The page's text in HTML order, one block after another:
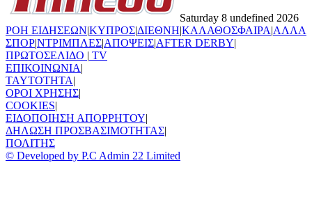
Saturday 8 undefined 2026
ΡΟΗ ΕΙΔΗΣΕΩΝ|ΚΥΠΡΟΣ|ΔΙΕΘΝΗ|ΚΑΛΑΘΟΣΦΑΙΡΑ|ΑΛΛΑ
ΣΠΟΡ|ΝΤΡΙΜΠΛΕΣ|ΑΠΟΨΕΙΣ|AFTER DERBY|
ΠΡΩΤΟΣΕΛΙΔΟ | TV
ΕΠΙΚΟΙΝΩΝΙΑ|
TAYTOTHTA|
ΟΡΟΙ ΧΡΗΣΗΣ|
COOKIES|
ΕΙΔΟΠΟΙΗΣΗ ΑΠΟΡΡΗΤΟΥ|
ΔΗΛΩΣΗ ΠΡΟΣΒΑΣΙΜΟΤΗΤΑΣ|
ΠΟΛΙΤΗΣ
© Developed by P.C Admin 22 Limited